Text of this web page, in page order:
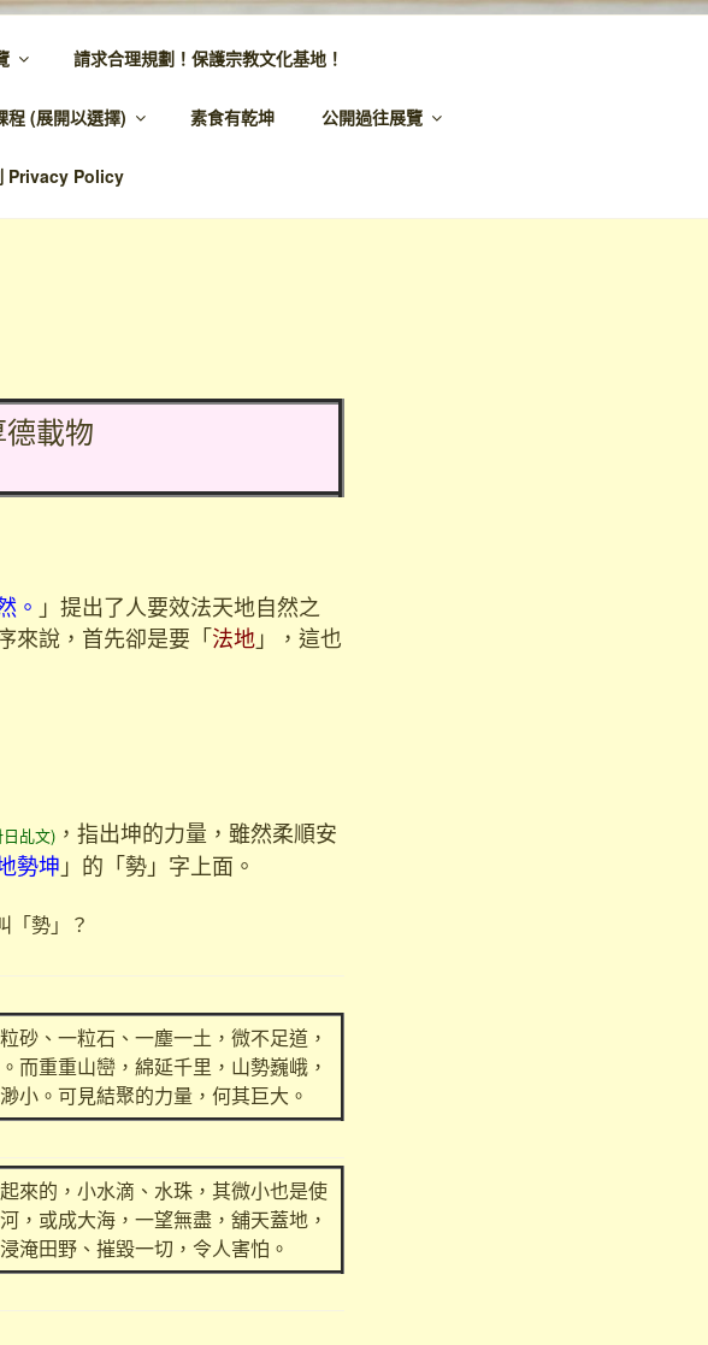
請求合理規劃！保護宗教文化基地！
程 (展開以選擇) 素食有乾坤 公開過往展覽
Privacy Policy
載物
。 」提出了人要效法天地自然之
來說，首先卻是要「法地」，這也
乩文) ，指出坤的力量，雖然柔順安
勢坤 」的「勢」字上面。
勢」？
砂、一粒石、一塵一土，微不足道，
而重重山巒，綿延千里，山勢巍峨，
小。可見結聚的力量，何其巨大。
來的，小水滴、水珠，其微小也是使
，或成大海，一望無盡，舖天蓋地，
淹田野、摧毀一切，令人害怕。